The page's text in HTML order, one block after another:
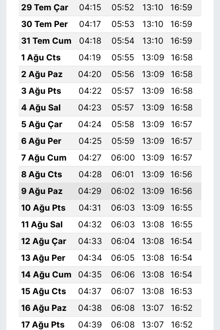
29 Tem Çar
04:15 05:52 13:10 16:59
30 Tem Per
04:17 05:53 13:10 16:59
31 Tem Cum
04:18 05:54 13:10 16:59
1 Ağu Cts
04:19 05:55 13:09 16:58
2 Ağu Paz
04:20 05:56 13:09 16:58
3 Ağu Pts
04:22 05:57 13:09 16:58
4 Ağu Sal
04:23 05:57 13:09 16:58
5 Ağu Çar
04:24 05:58 13:09 16:57
6 Ağu Per
04:25 05:59 13:09 16:57
7 Ağu Cum
04:27 06:00 13:09 16:57
8 Ağu Cts
04:28 06:01 13:09 16:56
9 Ağu Paz
04:29 06:02 13:09 16:56
10 Ağu Pts
04:31 06:03 13:09 16:55
11 Ağu Sal
04:32 06:03 13:08 16:55
12 Ağu Çar
04:33 06:04 13:08 16:54
13 Ağu Per
04:34 06:05 13:08 16:54
14 Ağu Cum
04:35 06:06 13:08 16:54
15 Ağu Cts
04:37 06:07 13:08 16:53
16 Ağu Paz
04:38 06:08 13:07 16:52
17 Ağu Pts
04:39 06:08 13:07 16:52